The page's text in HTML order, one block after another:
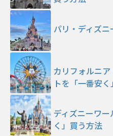
パリ・ディズ
カリフォルニ
トを「一番安
ディズニーワ
く」買う方法